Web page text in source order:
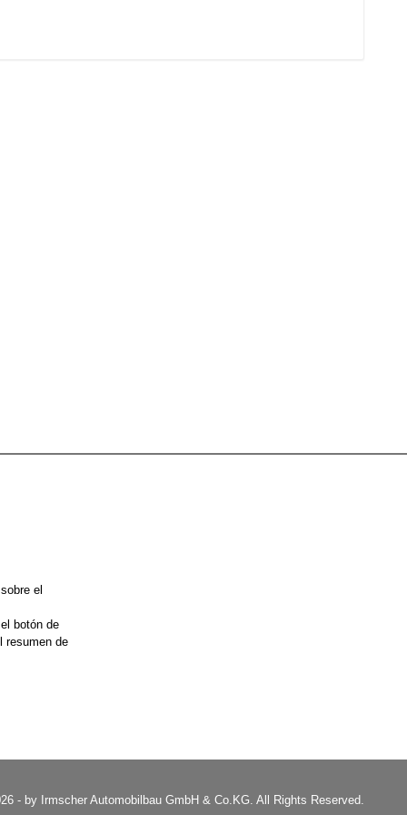
el
botón de
resumen de
- by Irmscher Automobilbau GmbH & Co.KG. All Rights Reserved.